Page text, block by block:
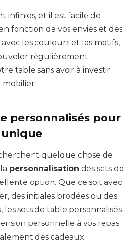
infinies, et il est facile de
fonction de vos envies et des
avec les couleurs et les motifs,
régulièrement
table sans avoir à investir
personnalisés pour
quelque chose de
personnalisation des sets de
option. Que ce soit avec
des initiales brodées ou des
les sets de table personnalisés
personnelle à vos repas
des cadeaux